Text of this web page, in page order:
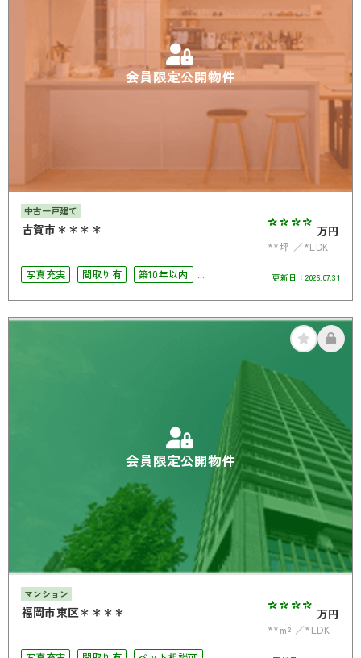
会員限定公開物件
中古一戸建て
古賀市＊＊＊＊ **** 万円
**坪
*LDK
写真充実
間取り有
築10年以内
オール電化
更新日： 2026.07.31
会員限定公開物件
マンション
福岡市東区＊＊＊＊ **** 万円
**m²
*LDK